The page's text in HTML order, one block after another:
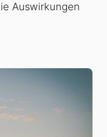
Auswirkungen